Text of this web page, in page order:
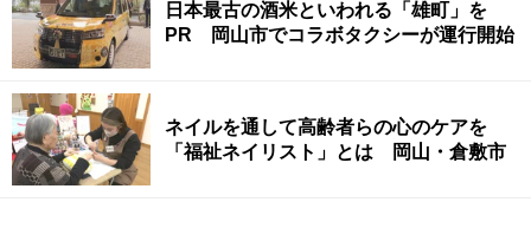
日本最古の酒米といわれる「雄町」を
PR 岡山市でコラボタクシーが運行開始
ネイルを通して高齢者らの心のケアを
「福祉ネイリスト」とは 岡山・倉敷市